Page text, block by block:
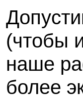
(чтобы
наше
более